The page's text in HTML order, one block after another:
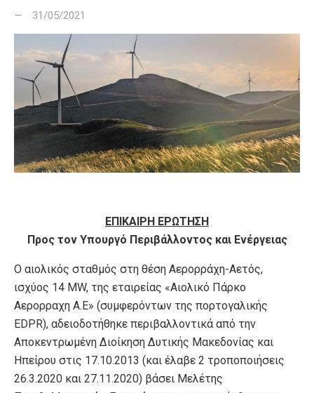
31/05/2021
ΕΠΙΚΑΙΡΗ ΕΡΩΤΗΣΗ
Προς τον Υπουργό Περιβάλλοντος και Ενέργειας
Ο αιολικός σταθμός στη θέση Αερορράχη-Αετός,
ισχύος 14 MW, της εταιρείας «Αιολικό Πάρκο
Αερορραχη Α.Ε» (συμφερόντων της πορτογαλικής
EDPR), αδειοδοτήθηκε περιβαλλοντικά από την
Αποκεντρωμένη Διοίκηση Δυτικής Μακεδονίας και
Ηπείρου στις 17.10.2013 (και έλαβε 2 τροποποιήσεις
26.3.2020 και 27.11.2020) βάσει Μελέτης